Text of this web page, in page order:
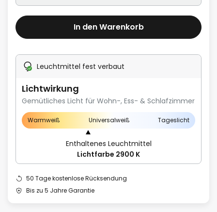
In den Warenkorb
Leuchtmittel fest verbaut
Lichtwirkung
Gemütliches Licht für Wohn-, Ess- & Schlafzimmer
Warmweiß Universalweiß Tageslicht
Enthaltenes Leuchtmittel
Lichtfarbe 2900 K
50 Tage kostenlose Rücksendung
Bis zu 5 Jahre Garantie